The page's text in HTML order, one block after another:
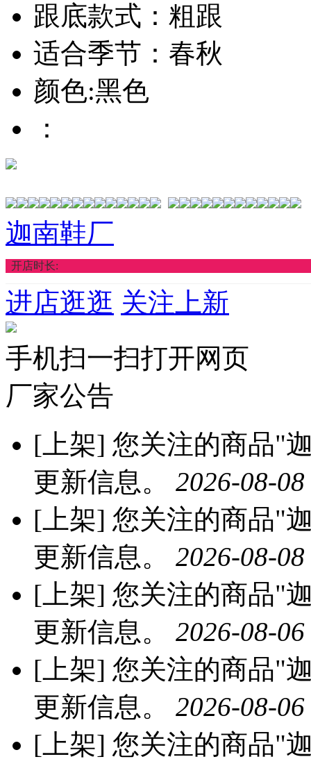
跟底款式：粗跟
适合季节：春秋
颜色:黑色
：
迦南鞋厂
开店时长:
进店逛逛 关注上新
手机扫一扫打开网页
厂家公告
[上架] 您关注的商品"
更新信息。 2026-08-
[上架] 您关注的商品"
更新信息。 2026-08-
[上架] 您关注的商品"
更新信息。 2026-08-
[上架] 您关注的商品"
更新信息。 2026-08-
[上架] 您关注的商品"